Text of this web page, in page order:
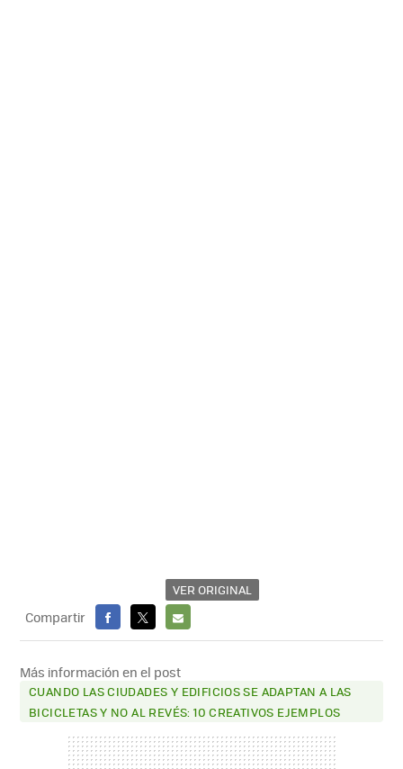
VER ORIGINAL
Compartir
FACEBOOK
X
E-
MAIL
Más información en el post
CUANDO LAS CIUDADES Y EDIFICIOS SE ADAPTAN A LAS
BICICLETAS Y NO AL REVÉS: 10 CREATIVOS EJEMPLOS